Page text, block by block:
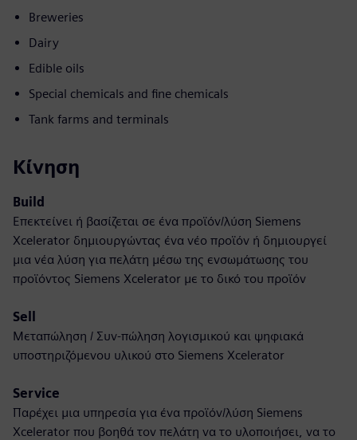
Breweries
Dairy
Edible oils
Special chemicals and fine chemicals
Tank farms and terminals
Κίνηση
Build
Επεκτείνει ή βασίζεται σε ένα προϊόν/λύση Siemens
Xcelerator δημιουργώντας ένα νέο προϊόν ή δημιουργεί
μια νέα λύση για πελάτη μέσω της ενσωμάτωσης του
προϊόντος Siemens Xcelerator με το δικό του προϊόν
Sell
Μεταπώληση / Συν-πώληση λογισμικού και ψηφιακά
υποστηριζόμενου υλικού στο Siemens Xcelerator
Service
Παρέχει μια υπηρεσία για ένα προϊόν/λύση Siemens
Xcelerator που βοηθά τον πελάτη να το υλοποιήσει, να το